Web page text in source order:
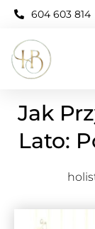
604 603 814
Jak
Lato: